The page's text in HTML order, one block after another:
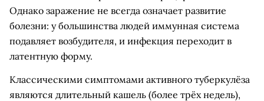
Однако заражение не всегда означает развитие
болезни: у большинства людей иммунная система
подавляет возбудителя, и инфекция переходит в
латентную форму.
Классическими симптомами активного туберкулёза
являются длительный кашель (более трёх недель),